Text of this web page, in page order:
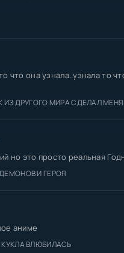
что она узнала..узнала то
МИРА СДЕЛАЛ МЕНЯ
но это просто реальная
И ГЕРОЯ
аниме
ВЛЮБИЛАСЬ